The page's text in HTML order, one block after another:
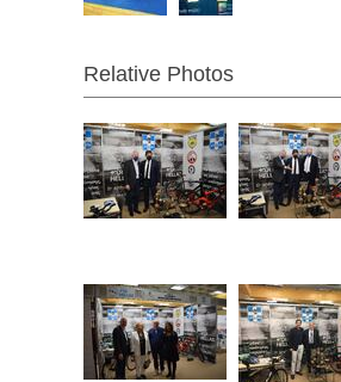
Relative Photos